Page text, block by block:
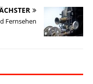
Fernsehen